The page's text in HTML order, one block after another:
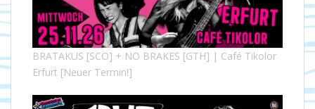
BRATAKUS [SCO] + NO BRAKES [GTH] | Café Tikolor
Erfurt [Neuer Termin!]